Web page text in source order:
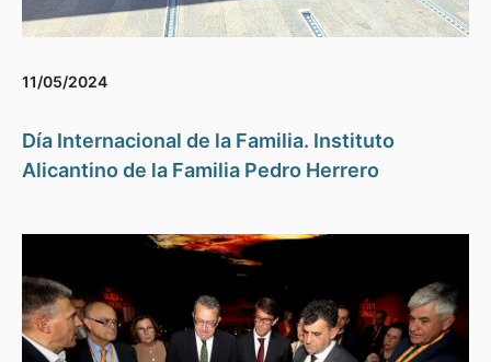
11/05/2024
Día Internacional de la Familia. Instituto
Alicantino de la Familia Pedro Herrero